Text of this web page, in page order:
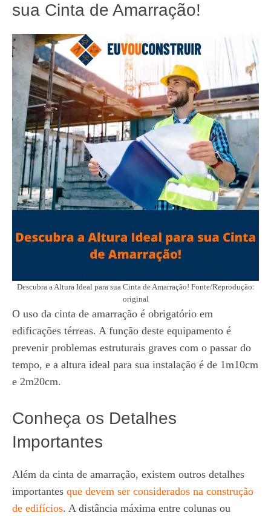
sua Cinta de Amarração!
Descubra a Altura Ideal para sua Cinta de Amarração! Fonte/Reprodução:
original
O uso da cinta de amarração é obrigatório em
edificações térreas. A função deste equipamento é
prevenir problemas estruturais graves com o passar do
tempo, e a altura ideal para sua instalação é de 1m10cm
e 2m20cm.
Conheça os Detalhes
Importantes
Além da cinta de amarração, existem outros detalhes
importantes que devem ser considerados na construção
de edifícios. A distância máxima entre colunas ou